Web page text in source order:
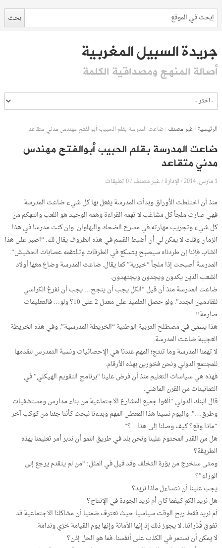
جريدة السبيل المغربية
أصالة المنهج ومصداقية الكلمة
الرئيسية/غير مصنف/ضاعت المدرسة بقلم الحبيب أبوالفتح مهندس مدني متقاعد
ضاعت المدرسة بقلم الحبيب أبوالفتح مهندس
مدني متقاعد
1 مارس, 2014 /الإدارة/غير مصنف/0 تعليقات
منذ أن اختلطت الأوراق وبدأت المدرسة يفعل بها كل شيء ضاعت المدرسة.
فهي صارت ملجأ كل مشاغب لا تهمه القراءة وهمه الوحيد هو اللعب والتهكم من
كل شيء وتجريب مهارته في مسرح الضحك والبهلوان. وإن كنت مدرسا في هذا
الزمان وقلت لا يمكن لي أن أضبط القسم في هذه الظروف يقال لك: “اصبر على هذا
الشاب فإننا إن طردناه سيصبح يتسكع في الطرقات وتـلتقمه عصابات الحشيش”.
المدرسة أصبحت إذا ملجأ “خيرية” كما يقال. ضاعت المدرسة وضاع معها أولاد
الشعب الذين يكدون ويجدون ويجتهدون.
ضاعت المدرسة منذ أن قيل “الكل يجب أن ينجح… يجب أن نفرغ الكراسي
للقادمين الجدد”. ولو حصل التلميذ على معدل 2 على 10؟ ولو… فالتعليمات
صارمة!!
هذا يسمى في مصطلح التربية الوطنية “الخريطة المدرسية”. وفي هذه الخريطة
العجيبة ضاعت المدرسة.
لا تهمنا المدرسة وما تنتج؛ المهم عندنا هي الإحصائيات ونسبة التمدرس لنقدمها
للمجتمع الدولي ونحن فخورين بهذه الأرقام.
فهذه هي سياسات التعليم منذ أن فرض علينا “برنامج التقويم الهيكلي” في
الثمانينات من القرن الماضي.
قال البنك الدولي “ألغوا جميع المشارع الاجتماعية من بناء مدارس ومستشفيات
وطرق…”. واليوم نسينا هذا المعطى المهم وبدءنا نبحث كأننا جئنا من كوكب آخر
“ماذا وقع؟ كيف وصلنا إلى هذا…؟”.
هل من القدر المحتوم علينا ونحن بلد في طريق النمو أن ندبر أمر تعليمنا بهذه
الطريقة؟
ومتى سنخرج من بؤرة التخلف وقد قيل في المثل: “من لم يتقدم يرجع إلى
الوراء”؟
يجب علينا أن نتساءل ماذا نريد؟
هل نريد الكم كيفما كان أم نريد الجودة في الإنتاج؟
أم نريد فقط ربح الوقت سياسيا حيث نعترف ضمنيا أن مشاكلنا الاجتماعية قد
تفوق قُدُراتنا. لا يجوز ذلك إذ إنها الأمانة وإنها يوم القيامة خزي وندامة.
لا يمكن أن نستمر في الكذب على أنفسنا. فما هو الحل إذن؟